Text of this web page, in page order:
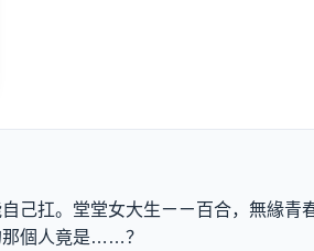
己扛。堂堂女大生ㄧㄧ百合，無緣
那個人竟是……？